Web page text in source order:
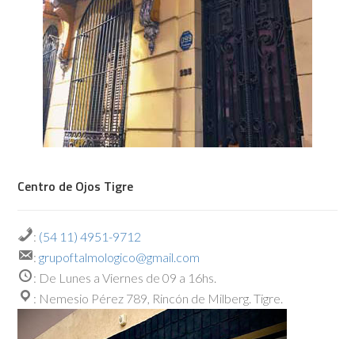
Centro de Ojos Tigre
: (54 11) 4951-9712
:grupoftalmologico@gmail.com
: De Lunes a Viernes de 09 a 16hs.
: Nemesio Pérez 789, Rincón de Milberg. Tigre.